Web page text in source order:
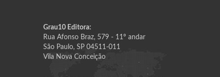
Grau10 Editora:
Rua Afonso Braz, 579 - 11º andar
São Paulo, SP 04511-011
Vila Nova Conceição